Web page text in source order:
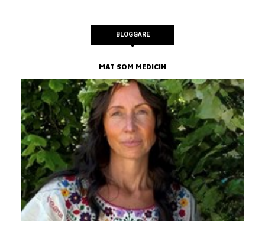
BLOGGARE
MAT SOM MEDICIN